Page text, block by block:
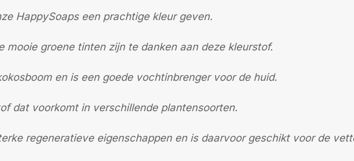
HappySoaps een prachtige kleur geven.
mooie groene tinten zijn te danken aan deze kleurstof.
en is een goede vochtinbrenger voor de huid.
dat voorkomt in verschillende plantensoorten.
regeneratieve eigenschappen en is daarvoor geschikt voor de